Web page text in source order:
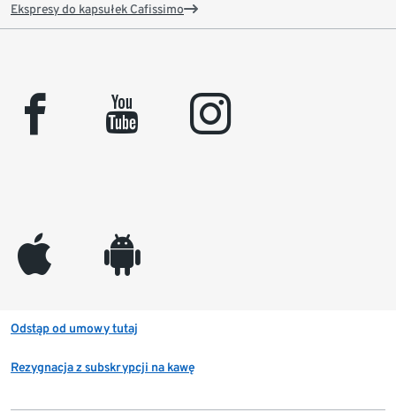
Ekspresy do kapsułek Cafissimo
facebook youtube instagram
appleinc android
Odstąp od umowy tutaj
Rezygnacja z subskrypcji na kawę